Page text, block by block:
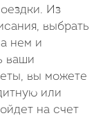
Из
выбрать
нем и
ваши
вы можете
или
на счет